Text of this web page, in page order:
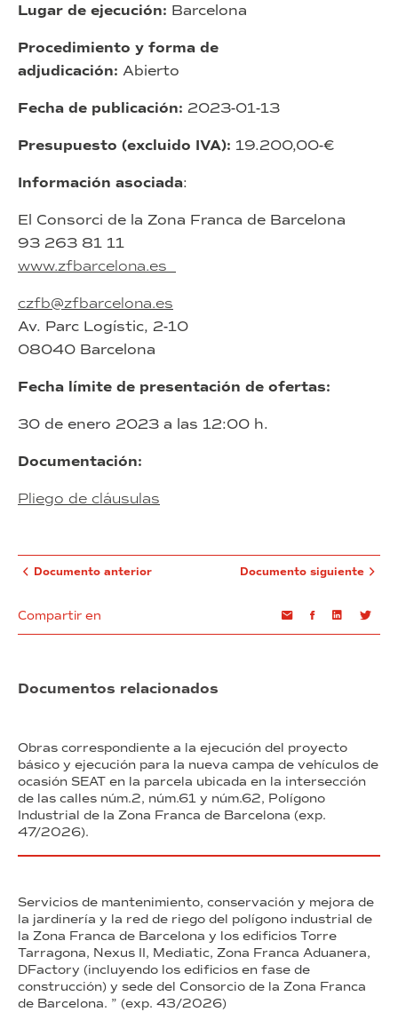
Lugar de ejecución: Barcelona
Procedimiento y forma de
adjudicación: Abierto
Fecha de publicación: 2023-01-13
Presupuesto (excluido IVA): 19.200,00-€
Información asociada:
El Consorci de la Zona Franca de Barcelona
93 263 81 11
www.zfbarcelona.es
czfb@zfbarcelona.es
Av. Parc Logístic, 2-10
08040 Barcelona
Fecha límite de presentación de ofertas:
30 de enero 2023 a las 12:00 h.
Documentación:
Pliego de cláusulas
Documento anterior
Compartir en EmailFacebookLinkedin
Documento siguiente
Documentos relacionados
Obras correspondiente a la ejecución del proyecto
básico y ejecución para la nueva campa de vehículos de
ocasión SEAT en la parcela ubicada en la intersección
de las calles núm.2, núm.61 y núm.62, Polígono
Industrial de la Zona Franca de Barcelona (exp.
47/2026).
Servicios de mantenimiento, conservación y mejora de
la jardinería y la red de riego del polígono industrial de
la Zona Franca de Barcelona y los edificios Torre
Tarragona, Nexus II, Mediatic, Zona Franca Aduanera,
DFactory (incluyendo los edificios en fase de
construcción) y sede del Consorcio de la Zona Franca
de Barcelona. ” (exp. 43/2026)